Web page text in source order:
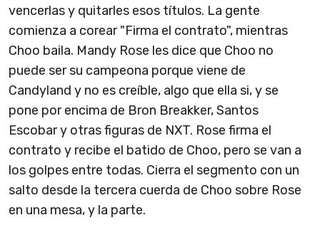
vencerlas y quitarles esos títulos. La gente
comienza a corear "Firma el contrato", mientras
Choo baila. Mandy Rose les dice que Choo no
puede ser su campeona porque viene de
Candyland y no es creíble, algo que ella si, y se
pone por encima de Bron Breakker, Santos
Escobar y otras figuras de NXT. Rose firma el
contrato y recibe el batido de Choo, pero se van a
los golpes entre todas. Cierra el segmento con un
salto desde la tercera cuerda de Choo sobre Rose
en una mesa, y la parte.